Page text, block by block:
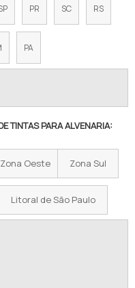
PR SC RS
PA
TINTAS PARA ALVENARIA:
Zona Oeste Zona Sul
Litoral de São Paulo